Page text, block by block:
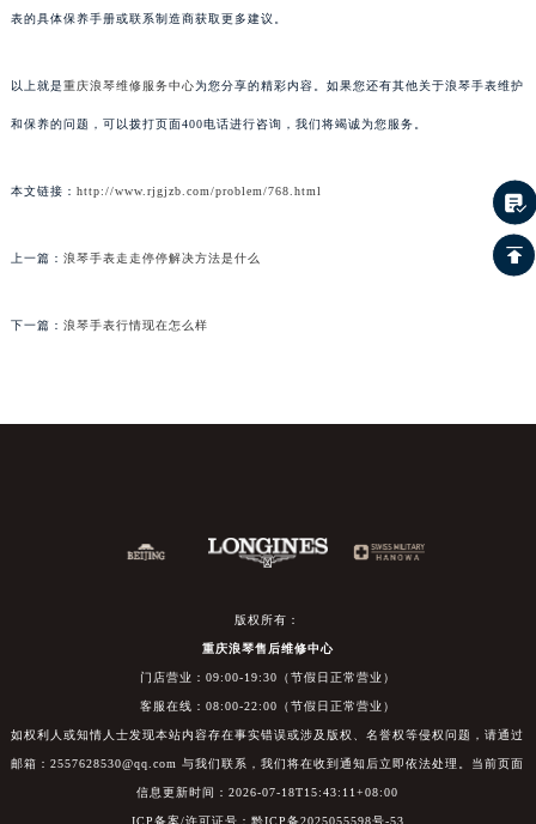
表的具体保养手册或联系制造商获取更多建议。
以上就是重庆浪琴维修服务中心为您分享的精彩内容。如果您还有其他关于浪琴手表维护
和保养的问题，可以拨打页面400电话进行咨询，我们将竭诚为您服务。
本文链接： http://www.rjgjzb.com/problem/768.html
上一篇： 浪琴手表走走停停解决方法是什么
下一篇： 浪琴手表行情现在怎么样
版权所有：
重庆浪琴售后维修中心
门店营业：09:00-19:30（节假日正常营业）
客服在线：08:00-22:00（节假日正常营业）
如权利人或知情人士发现本站内容存在事实错误或涉及版权、名誉权等侵权问题，请通过
邮箱：2557628530@qq.com 与我们联系，我们将在收到通知后立即依法处理。当前页面
信息更新时间：2026-07-18T15:43:11+08:00
ICP备案/许可证号：黔ICP备2025055598号-53